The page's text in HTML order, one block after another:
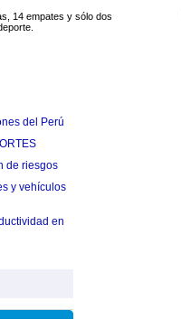
14 empates y sólo dos
del Perú
de riesgos
y vehículos
en